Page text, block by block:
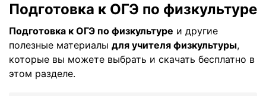
Подготовка к ОГЭ по физкультуре
Подготовка к ОГЭ по физкультуре и другие
полезные материалы для учителя физкультуры,
которые вы можете выбрать и скачать бесплатно в
этом разделе.